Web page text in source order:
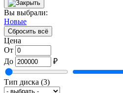
Вы выбрали:
Новые
Сбросить всё
Цена
От
До
₽
Тип диска (3)